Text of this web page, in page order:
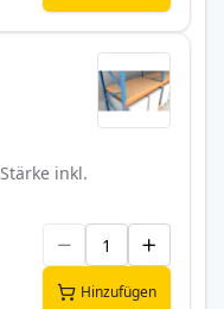
inkl.
Hinzufügen